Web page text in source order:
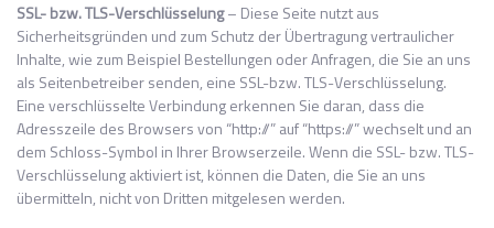
SSL- bzw. TLS-Verschlüsselung– Diese Seite nutzt aus
Sicherheitsgründen und zum Schutz der Übertragung vertraulicher
Inhalte, wie zum Beispiel Bestellungen oder Anfragen, die Sie an uns
als Seitenbetreiber senden, eine SSL-bzw. TLS-Verschlüsselung.
Eine verschlüsselte Verbindung erkennen Sie daran, dass die
Adresszeile des Browsers von “http://” auf “https://” wechselt und an
dem Schloss-Symbol in Ihrer Browserzeile. Wenn die SSL- bzw. TLS-
Verschlüsselung aktiviert ist, können die Daten, die Sie an uns
übermitteln, nicht von Dritten mitgelesen werden.